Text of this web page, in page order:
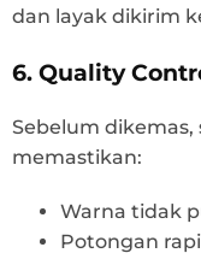
dan layak dikirim
6. Quality
Sebelum
memastikan:
Warna tidak
Potongan rapi